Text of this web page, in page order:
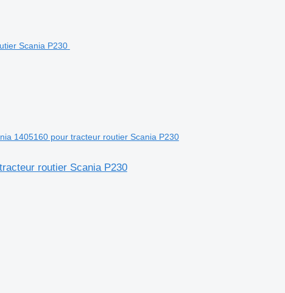
1405160 pour tracteur routier Scania P230
routier Scania P230